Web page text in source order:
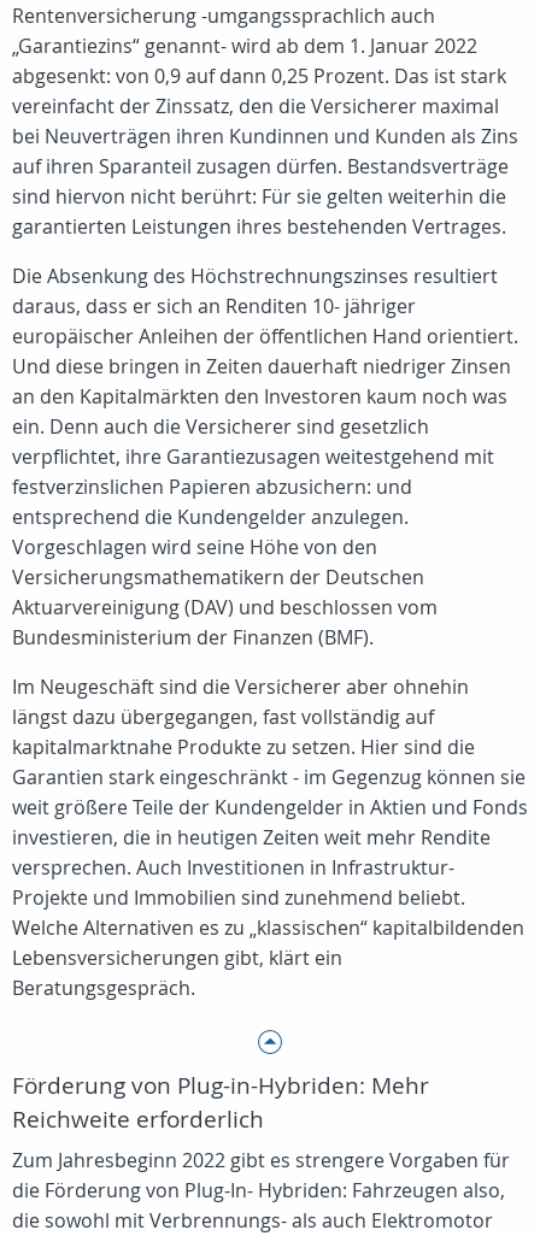
Rentenversicherung -umgangssprachlich auch
„Garantiezins“ genannt- wird ab dem 1. Januar 2022
abgesenkt: von 0,9 auf dann 0,25 Prozent. Das ist stark
vereinfacht der Zinssatz, den die Versicherer maximal
bei Neuverträgen ihren Kundinnen und Kunden als Zins
auf ihren Sparanteil zusagen dürfen. Bestandsverträge
sind hiervon nicht berührt: Für sie gelten weiterhin die
garantierten Leistungen ihres bestehenden Vertrages.
Die Absenkung des Höchstrechnungszinses resultiert
daraus, dass er sich an Renditen 10- jähriger
europäischer Anleihen der öffentlichen Hand orientiert.
Und diese bringen in Zeiten dauerhaft niedriger Zinsen
an den Kapitalmärkten den Investoren kaum noch was
ein. Denn auch die Versicherer sind gesetzlich
verpflichtet, ihre Garantiezusagen weitestgehend mit
festverzinslichen Papieren abzusichern: und
entsprechend die Kundengelder anzulegen.
Vorgeschlagen wird seine Höhe von den
Versicherungsmathematikern der Deutschen
Aktuarvereinigung (DAV) und beschlossen vom
Bundesministerium der Finanzen (BMF).
Im Neugeschäft sind die Versicherer aber ohnehin
längst dazu übergegangen, fast vollständig auf
kapitalmarktnahe Produkte zu setzen. Hier sind die
Garantien stark eingeschränkt - im Gegenzug können sie
weit größere Teile der Kundengelder in Aktien und Fonds
investieren, die in heutigen Zeiten weit mehr Rendite
versprechen. Auch Investitionen in Infrastruktur-
Projekte und Immobilien sind zunehmend beliebt.
Welche Alternativen es zu „klassischen“ kapitalbildenden
Lebensversicherungen gibt, klärt ein
Beratungsgespräch.
Förderung von Plug-in-Hybriden: Mehr
Reichweite erforderlich
Zum Jahresbeginn 2022 gibt es strengere Vorgaben für
die Förderung von Plug-In- Hybriden: Fahrzeugen also,
die sowohl mit Verbrennungs- als auch Elektromotor